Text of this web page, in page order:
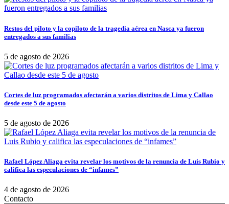
Restos del piloto y la copiloto de la tragedia aérea en Nasca ya fueron
entregados a sus familias
5 de agosto de 2026
Cortes de luz programados afectarán a varios distritos de Lima y Callao
desde este 5 de agosto
5 de agosto de 2026
Rafael López Aliaga evita revelar los motivos de la renuncia de Luis Rubio y
califica las especulaciones de “infames”
4 de agosto de 2026
Contacto